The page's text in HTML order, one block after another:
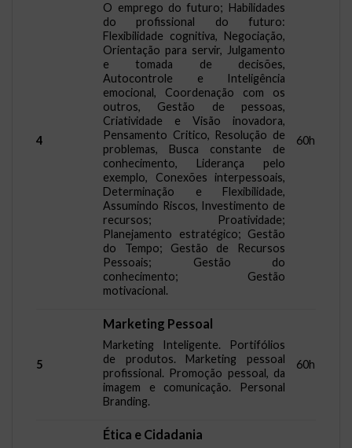
4
O emprego do futuro; Habilidades
do profissional do futuro:
Flexibilidade cognitiva, Negociação,
Orientação para servir, Julgamento
e tomada de decisões,
Autocontrole e Inteligência
emocional, Coordenação com os
outros, Gestão de pessoas,
Criatividade e Visão inovadora,
Pensamento Critico, Resolução de
problemas, Busca constante de
conhecimento, Liderança pelo
exemplo, Conexões interpessoais,
Determinação e Flexibilidade,
Assumindo Riscos, Investimento de
recursos; Proatividade;
Planejamento estratégico; Gestão
do Tempo; Gestão de Recursos
Pessoais; Gestão do
conhecimento; Gestão
motivacional.
60h
5
Marketing Pessoal
Marketing Inteligente. Portifólios
de produtos. Marketing pessoal
profissional. Promoção pessoal, da
imagem e comunicação. Personal
Branding.
60h
Ética e Cidadania